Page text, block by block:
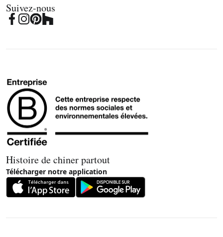
Suivez-nous
Histoire de chiner partout
Télécharger notre application